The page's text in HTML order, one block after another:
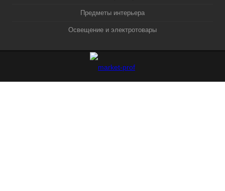
Предметы интерьера
Освещение и электротовары